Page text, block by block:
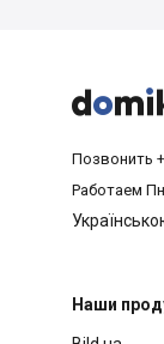
Позвонить
Работаем
Наши